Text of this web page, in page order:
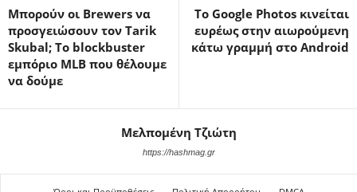
Μπορούν οι Brewers να
προσγειώσουν τον Tarik
Skubal; Το blockbuster
εμπόριο MLB που θέλουμε
να δούμε
Το Google Photos κινείται
ευρέως στην αιωρούμενη
κάτω γραμμή στο Android
Μελπομένη Τζιώτη
https://hashmag.gr